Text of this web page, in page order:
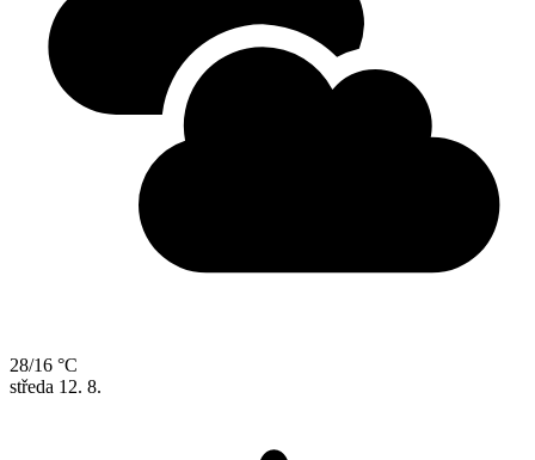
28/16 °C
středa 12. 8.